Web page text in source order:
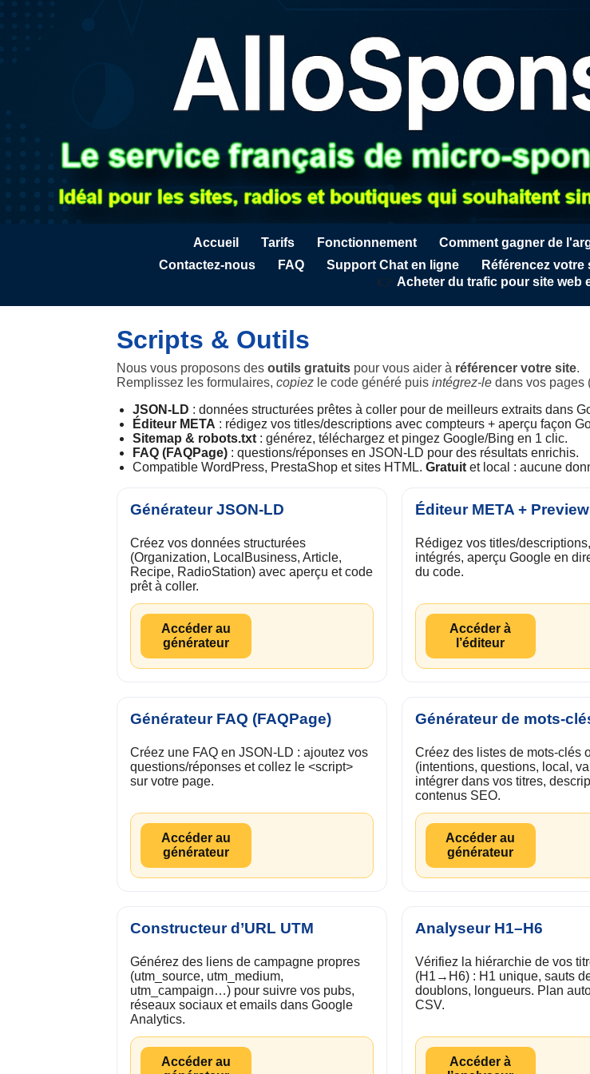
Accueil Tarifs Fonctionnement Comment gagner de
Contactez-nous
FAQ Support Chat en ligne Référencez votre
👉 Acheter du trafic pour site web
Scripts & Outils
Nous vous proposons des outils gratuits pour vous aider à référencer votre site.
Remplissez les formulaires, copiez le code généré puis intégrez-le dans vos pages
JSON-LD : données structurées prêtes à coller pour de meilleurs extraits dans
Éditeur META : rédigez vos titles/descriptions avec compteurs + aperçu façon
Sitemap & robots.txt : générez, téléchargez et pingez Google/Bing en 1 clic.
FAQ (FAQPage) : questions/réponses en JSON-LD pour des résultats enrichis.
Compatible WordPress, PrestaShop et sites HTML. Gratuit et local : aucune
Générateur JSON-LD
Créez vos données structurées
(Organization, LocalBusiness, Article,
Recipe, RadioStation) avec aperçu et code
prêt à coller.
Accéder au
générateur
Éditeur META +
Rédigez vos titles/
intégrés, aperçu Google en
du code.
Accéder à
l’éditeur
Générateur FAQ (FAQPage)
Créez une FAQ en JSON-LD : ajoutez vos
questions/réponses et collez le <script>
sur votre page.
Accéder au
générateur
Générateur de mots-
Créez des listes de mots-clés
(intentions, questions, local,
intégrer dans vos titres,
contenus SEO.
Accéder au
générateur
Constructeur d’URL UTM
Générez des liens de campagne propres
(utm_source, utm_medium,
utm_campaign…) pour suivre vos pubs,
réseaux sociaux et emails dans Google
Analytics.
Accéder au
Analyseur H1–H6
Vérifiez la hiérarchie de vos
(H1→H6) : H1 unique, sauts
doublons, longueurs. Plan
CSV.
Accéder à